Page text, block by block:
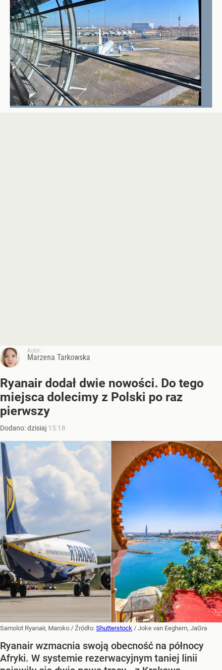
Autor:
Marzena Tarkowska
Ryanair dodał dwie nowości. Do tego
miejsca dolecimy z Polski po raz
pierwszy
Dodano:dzisiaj 15:18
Samolot Ryanair, Maroko / Źródło: Shutterstock / Joke van Eeghem, JaGra
Ryanair wzmacnia swoją obecność na północy
Afryki. W systemie rezerwacyjnym taniej linii